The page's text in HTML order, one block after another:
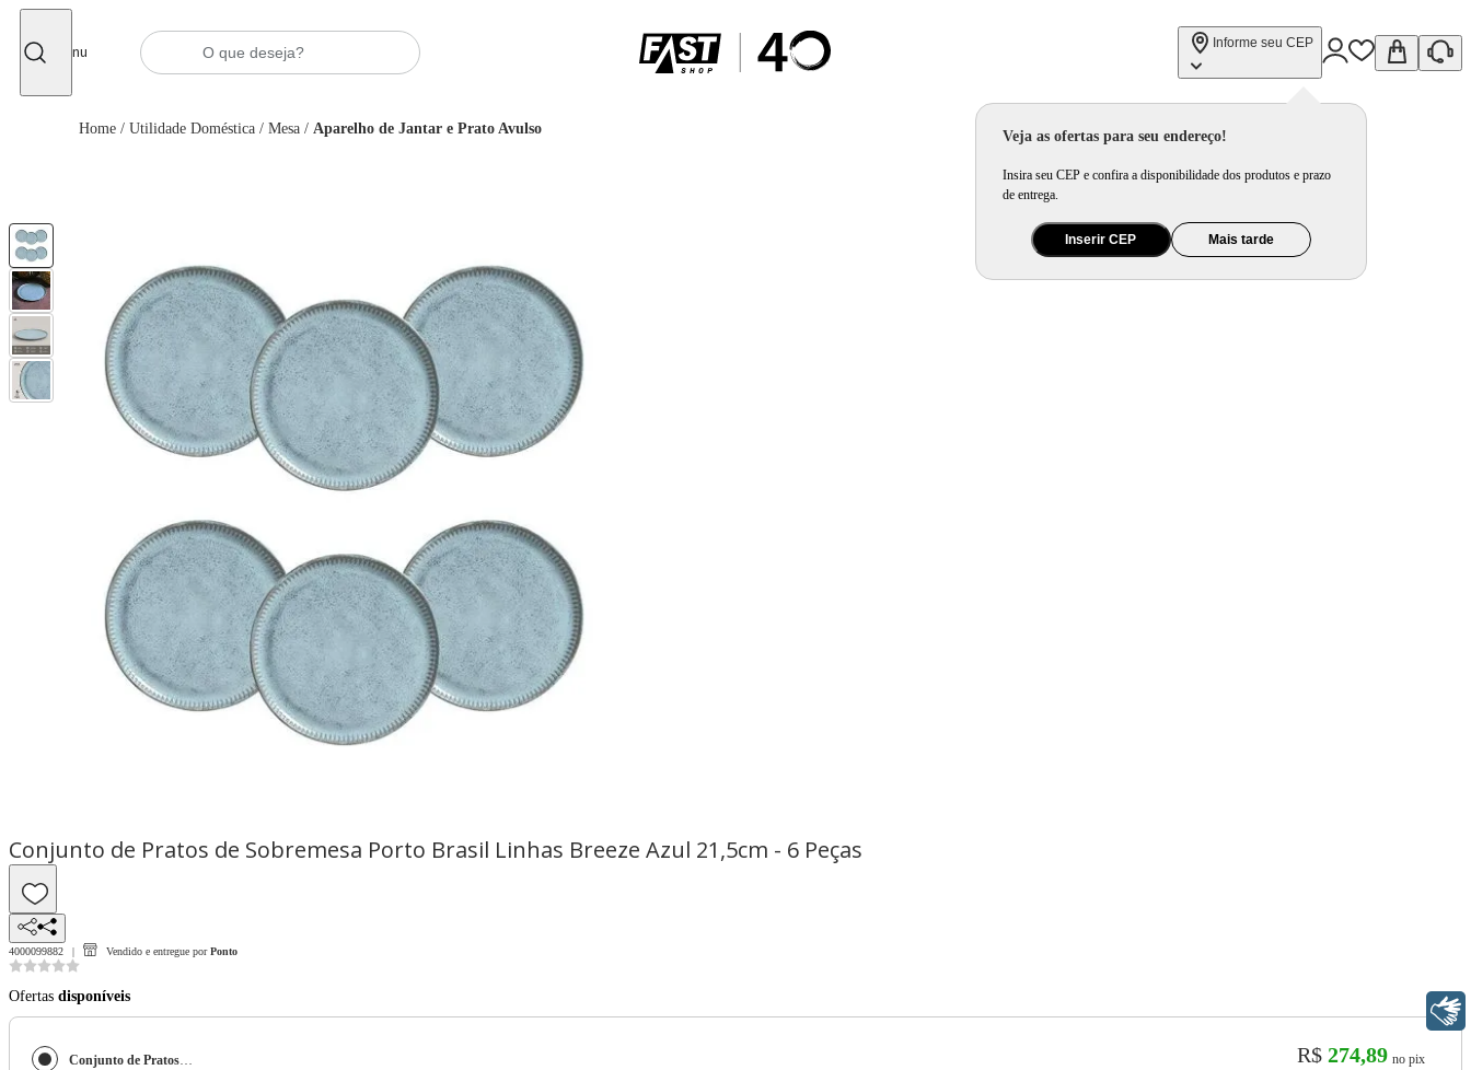
Menu
Informe seu CEP
Veja as ofertas para seu endereço!
Insira seu CEP e confira a disponibilidade dos produtos e prazo
de entrega.
Inserir CEP Mais tarde
Home / Utilidade Doméstica / Mesa / Aparelho de Jantar e Prato Avulso
Conjunto de Pratos de Sobremesa Porto Brasil Linhas Breeze Azul 21,5cm - 6 Peças
4000099882 Vendido e entregue por Ponto
Ofertas disponíveis
Conjunto de Pratos de Sobremesa Porto Brasil Linhas Breeze Azul 21,5cm - 6 Peças R$ 274,89 no pix